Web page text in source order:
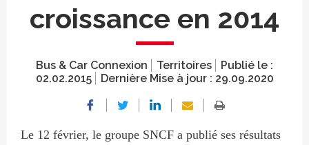
croissance en 2014
Bus & Car Connexion Territoires
Publié le :
02.02.2015
Dernière Mise à jour : 29.09.2020
Le 12 février, le groupe SNCF a publié ses résultats